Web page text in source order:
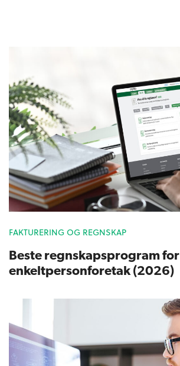
FAKTURERING OG REGNSKAP
Beste regnskapsprogram for
enkeltpersonforetak (2026)